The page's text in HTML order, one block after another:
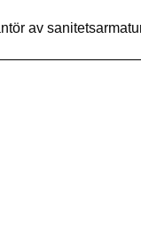
av